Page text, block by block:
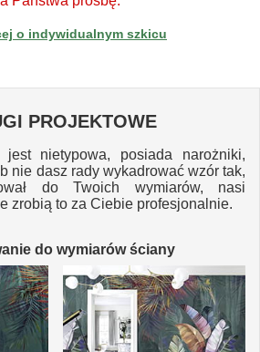
o indywidualnym szkicu
PROJEKTOWE
nietypowa, posiada narożniki,
nie dasz rady wykadrować wzór tak,
do Twoich wymiarów, nasi
zrobią to za Ciebie profesjonalnie.
do wymiarów ściany